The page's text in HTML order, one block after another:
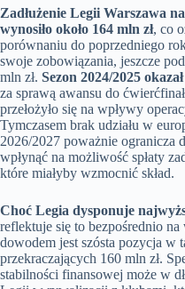
Zadłużenie Legii Warszawa
wynosiło około 164 mln zł, co
porównaniu do poprzedniego
swoje zobowiązania, jeszcze
mln zł. Sezon 2024/2025
za sprawą awansu do
przełożyło się na wpływy
Tymczasem brak udziału w
2026/2027 poważnie ogranicza
wpłynąć na możliwość spłaty
które miałyby wzmocnić skład.
Choć Legia dysponuje
reflektuje się to bezpośrednio
dowodem jest szósta pozycja w
przekraczających 160 mln zł.
stabilności finansowej może w